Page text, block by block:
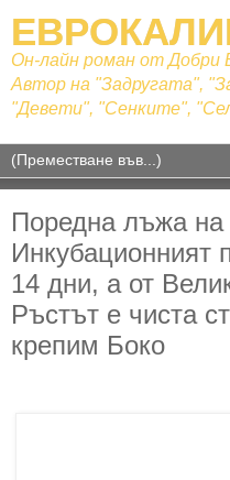
Он-лайн роман от Добри
Автор на "Задругата",
"Девети", "Сенките",
Поредна лъжа
Инкубационният
14 дни, а от
Ръстът е чиста
крепим Боко